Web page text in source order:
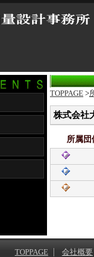
TOPPAGE >
株式会社
所属団
TOPPAGE 会社概要